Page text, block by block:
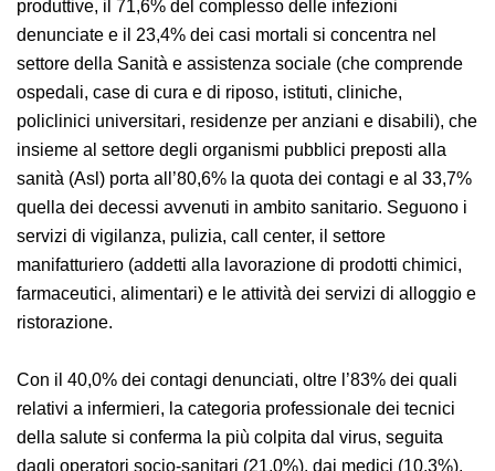
gestione per Conto dello Stato sono circa 650. Rispetto
alle attività produttive, il 71,6% del complesso delle
infezioni denunciate e il 23,4% dei casi mortali si
concentra nel settore della Sanità e assistenza sociale
(che comprende ospedali, case di cura e di riposo,
istituti, cliniche, policlinici universitari, residenze per
anziani e disabili), che insieme al settore degli
organismi pubblici preposti alla sanità (Asl) porta
all’80,6% la quota dei contagi e al 33,7% quella dei
decessi avvenuti in ambito sanitario. Seguono i servizi
di vigilanza, pulizia, call center, il settore manifatturiero
(addetti alla lavorazione di prodotti chimici,
alloggio e ristorazione.
Con il 40,0% dei contagi denunciati, oltre l’83% dei quali